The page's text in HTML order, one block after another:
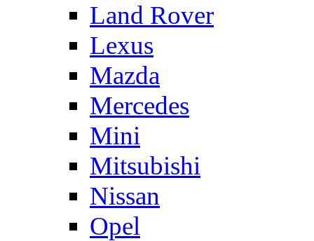
Land Rover
Lexus
Mazda
Mercedes
Mini
Mitsubishi
Nissan
Opel